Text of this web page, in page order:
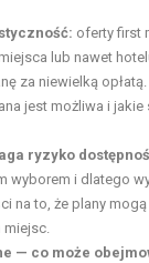
oferty first
lub nawet
za niewielką
jest możliwa i jakie
ryzyko
wyborem i dlatego
na to, że plany
— co może